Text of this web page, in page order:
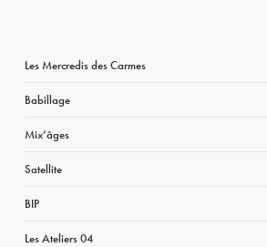
Les Mercredis des Carmes
Babillage
Mix’âges
Satellite
BIP
Les Ateliers 04